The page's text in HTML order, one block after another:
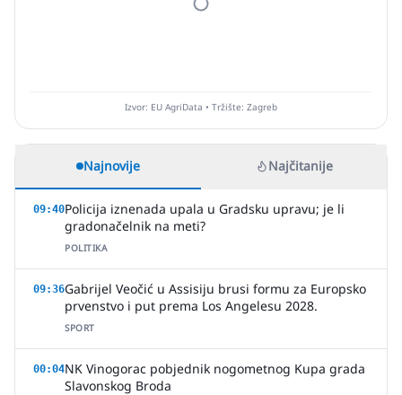
Izvor: EU AgriData • Tržište: Zagreb
Najnovije Najčitanije
09:40Policija iznenada upala u Gradsku upravu; je li
gradonačelnik na meti?
POLITIKA
09:36Gabrijel Veočić u Assisiju brusi formu za Europsko
prvenstvo i put prema Los Angelesu 2028.
SPORT
00:04NK Vinogorac pobjednik nogometnog Kupa grada
Slavonskog Broda